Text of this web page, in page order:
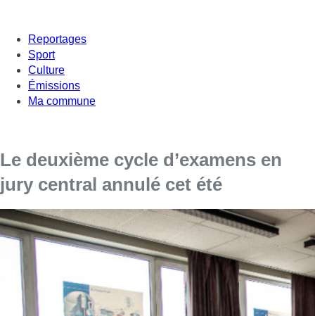
Reportages
Sport
Culture
Émissions
Ma commune
Le deuxième cycle d’examens en
jury central annulé cet été